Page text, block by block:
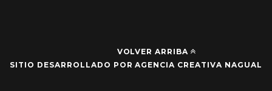
VOLVER ARRIBA
SITIO DESARROLLADO POR AGENCIA CREATIVA NAGUAL